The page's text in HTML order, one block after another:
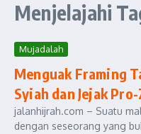
Menjelajahi
Mujadalah
Menguak Framing
Syiah dan Jejak
jalanhijrah.com – Suatu
dengan seseorang yang